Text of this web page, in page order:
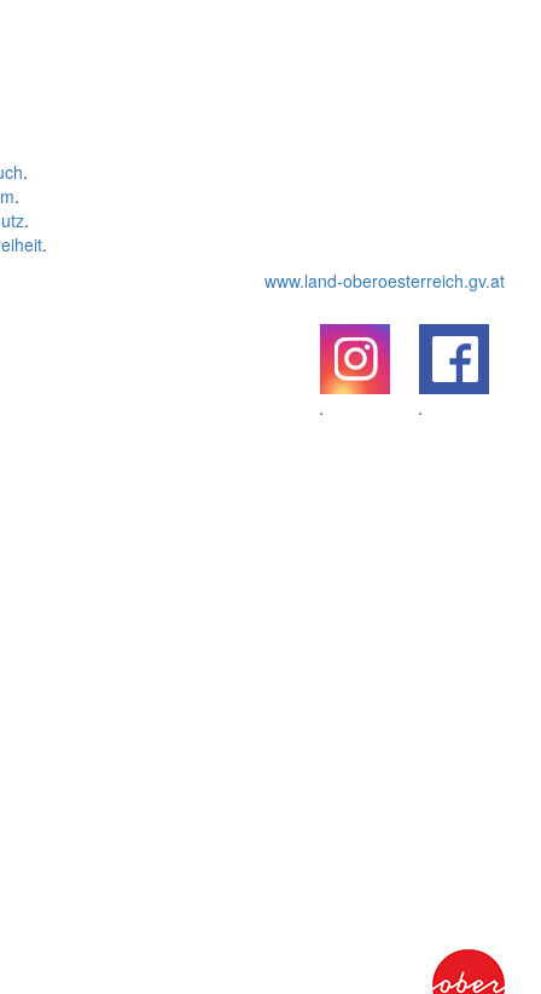
.
.
.
.
www.land-oberoesterreich.gv.at
.
.